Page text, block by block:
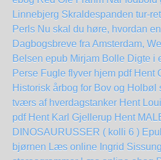
Linnebjerg Skraldespanden tur-
Perls Nu skal du høre, hvordan
Dagbogsbreve fra Amsterdam,
Belsen epub Mirjam Bolle Digte i
Perse Fugle flyver hjem pdf Hent
Historisk årbog for Bov og Holbøl
tværs af hverdagstanker Hent
pdf Hent Karl Gjellerup Hent
DINOSAURUSSER ( kolli 6 )
bjørnen Læs online Ingrid Sissung